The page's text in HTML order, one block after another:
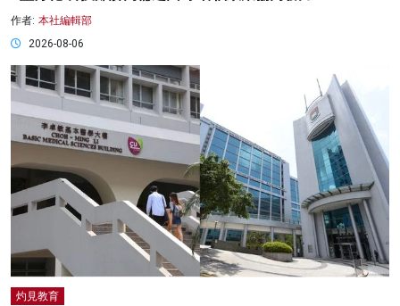
作者: 本社編輯部
2026-08-06
灼見教育